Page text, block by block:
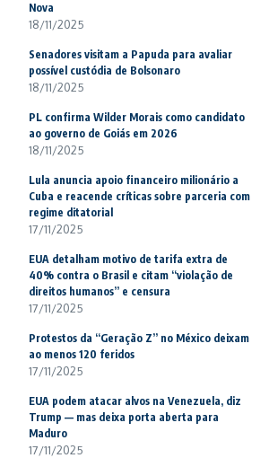
Nova
18/11/2025
Senadores visitam a Papuda para avaliar
possível custódia de Bolsonaro
18/11/2025
PL confirma Wilder Morais como candidato
ao governo de Goiás em 2026
18/11/2025
Lula anuncia apoio financeiro milionário a
Cuba e reacende críticas sobre parceria com
regime ditatorial
17/11/2025
EUA detalham motivo de tarifa extra de
40% contra o Brasil e citam “violação de
direitos humanos” e censura
17/11/2025
Protestos da “Geração Z” no México deixam
ao menos 120 feridos
17/11/2025
EUA podem atacar alvos na Venezuela, diz
Trump — mas deixa porta aberta para
Maduro
17/11/2025